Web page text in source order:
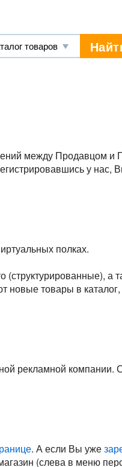
между Продавцом и
у нас,
полках.
а
товары в
рекламной
. А если Вы уже
(слева в меню